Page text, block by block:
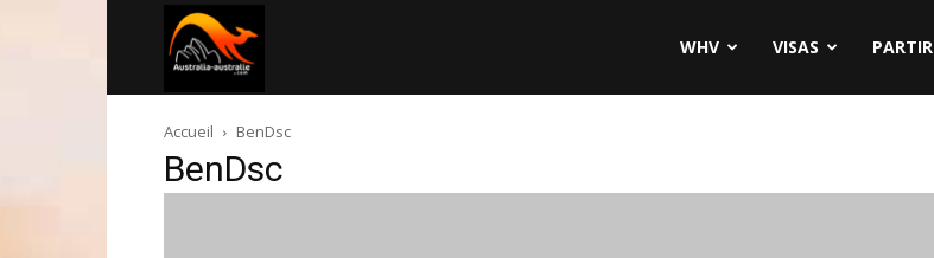
australie.com
WHV VISAS PARTIR
Accueil BenDsc
BenDsc